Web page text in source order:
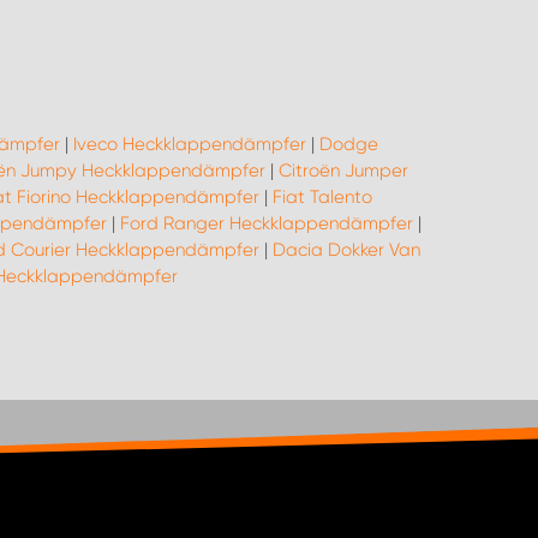
| Iveco Heckklappendämpfer | Dodge
Jumpy Heckklappendämpfer| Citroën Jumper
Fiorino Heckklappendämpfer | Fiat Talento
| Ford Ranger Heckklappendämpfer |
Courier Heckklappendämpfer | Dacia Dokker Van